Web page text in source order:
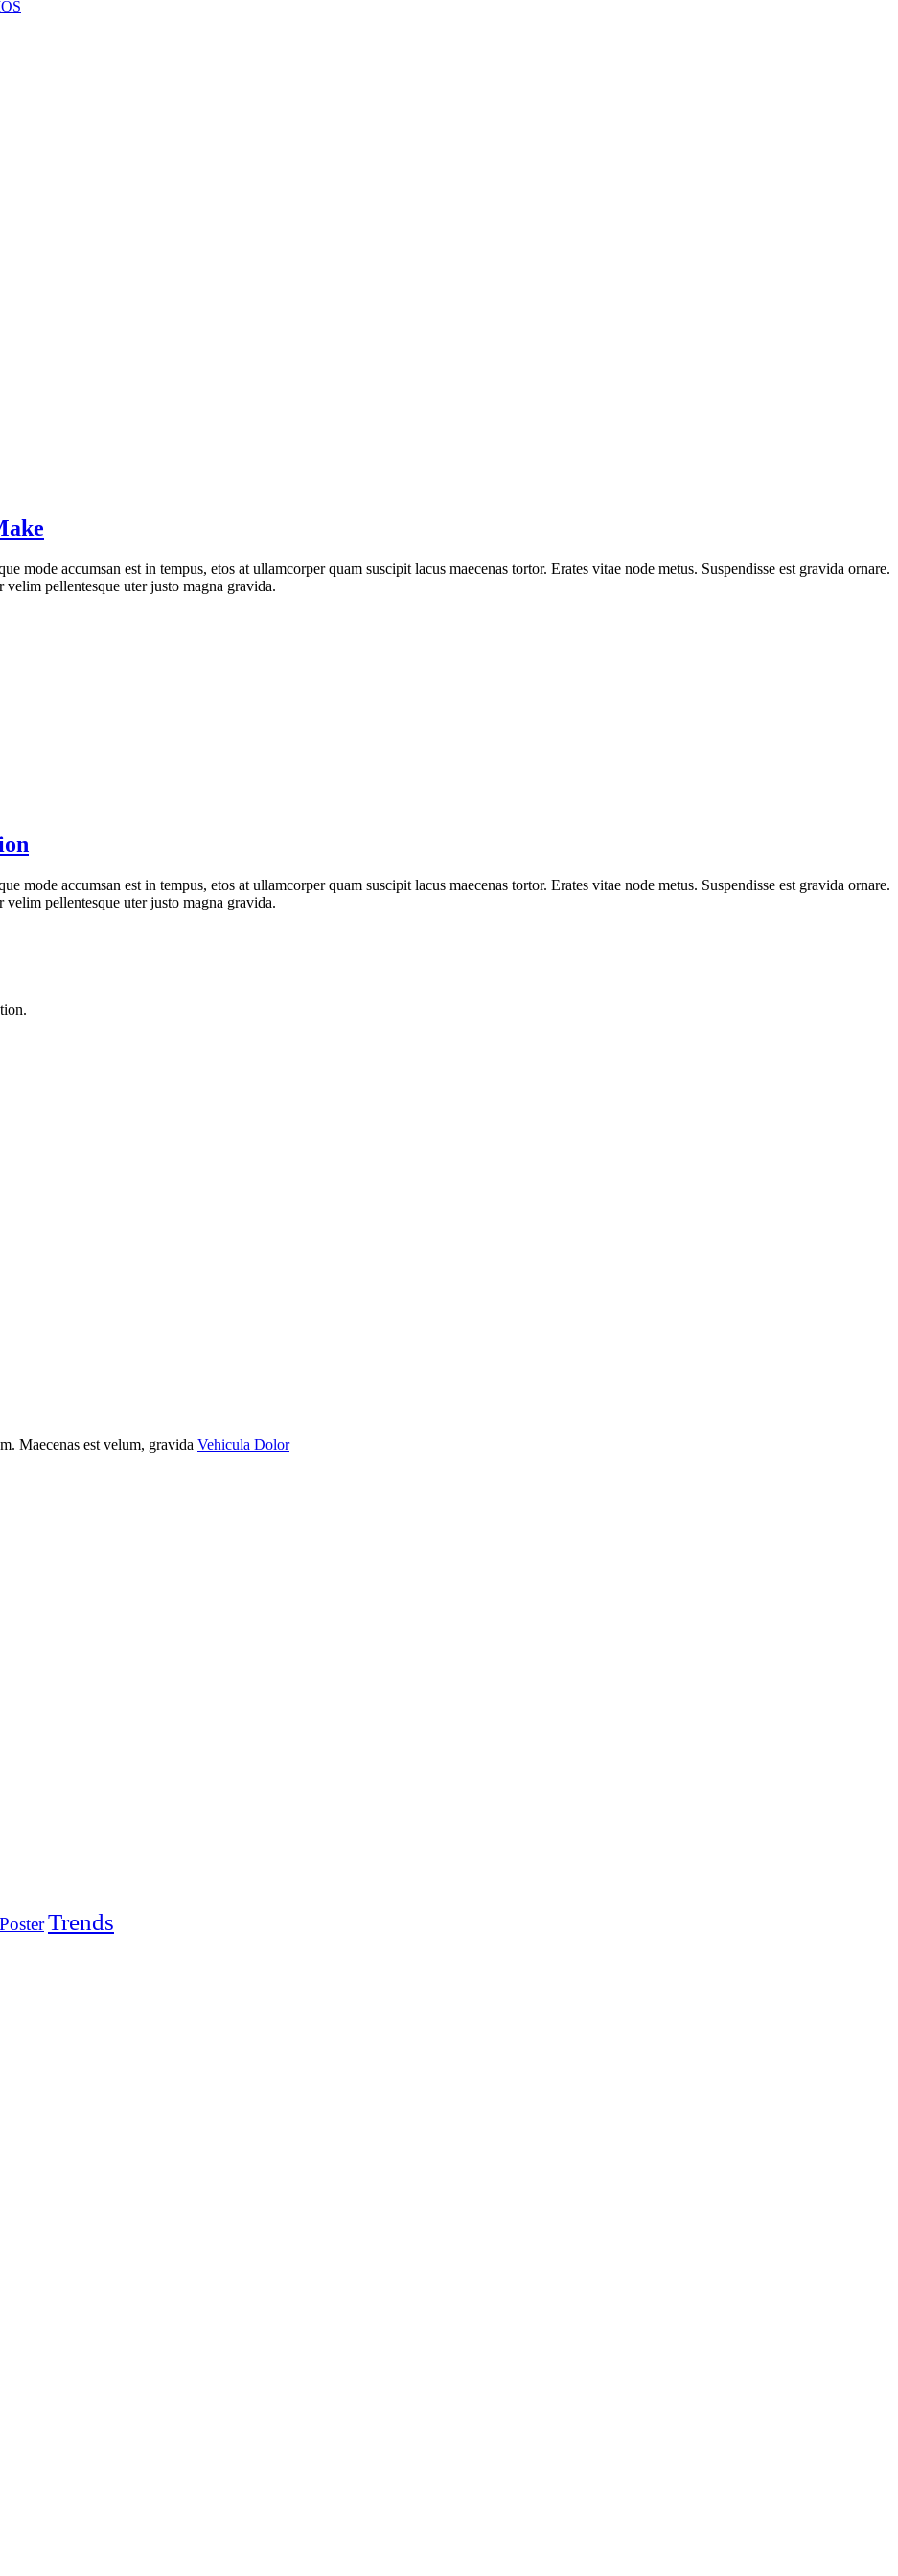
mode accumsan est in tempus, etos at ullamcorper quam suscipit lacus maecenas tortor. Erates vitae node metus. Suspendisse est gravida ornare.
pellentesque uter justo magna gravida.
mode accumsan est in tempus, etos at ullamcorper quam suscipit lacus maecenas tortor. Erates vitae node metus. Suspendisse est gravida ornare.
pellentesque uter justo magna gravida.
Maecenas est velum, gravida Vehicula Dolor
PosterTrends